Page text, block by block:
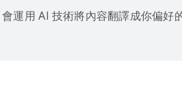
運用 AI 技術將內容翻譯成你偏好